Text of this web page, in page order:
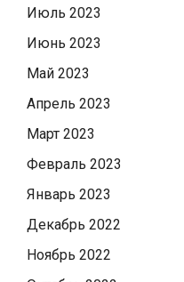
Июль 2023
Июнь 2023
Май 2023
Апрель 2023
Март 2023
Февраль 2023
Январь 2023
Декабрь 2022
Ноябрь 2022